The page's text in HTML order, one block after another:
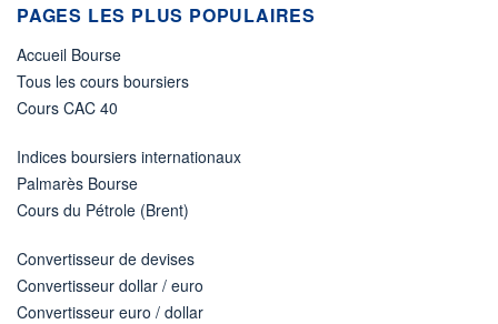
PAGES LES PLUS POPULAIRES
Accueil Bourse
Tous les cours boursiers
Cours CAC 40
Indices boursiers internationaux
Palmarès Bourse
Cours du Pétrole (Brent)
Convertisseur de devises
Convertisseur dollar / euro
Convertisseur euro / dollar